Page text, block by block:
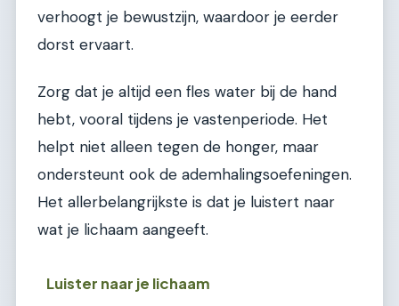
verhoogt je bewustzijn, waardoor je eerder
dorst ervaart.
Zorg dat je altijd een fles water bij de hand
hebt, vooral tijdens je vastenperiode. Het
helpt niet alleen tegen de honger, maar
ondersteunt ook de ademhalingsoefeningen.
Het allerbelangrijkste is dat je luistert naar
wat je lichaam aangeeft.
Luister naar je lichaam